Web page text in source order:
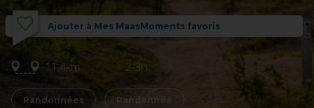
Ajouter à Mes MaasMoments favoris
11,4km 2-3h
Randonnées Randonnée